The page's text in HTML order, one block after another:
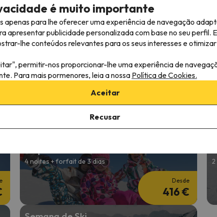
a 06/12/26(2 noites)
forfait emMéribel - Brides
206 € /pess.
8.1 16 comentários
11/12/26 a 13/12/26(2 noites)
2 dias de forfait emMéribel -
Les Bains
218 €
4 noites + forfait de 3 dias
Desde
416 €
é muito importante
apenas para lhe oferecer uma experiência de navegação
apresentar publicidade personalizada com base no seu perfil.
lhe conteúdos relevantes para os seus interesses e
permitir-nos proporcionar-lhe uma experiência de
Para mais pormenores, leia a nossa Política de Cookies.
Aceitar
Recusar